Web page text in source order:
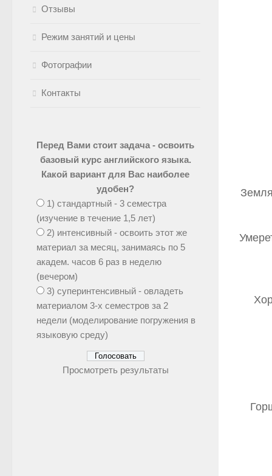
Отзывы
Режим занятий и цены
Фотографии
Контакты
Перед Вами стоит задача - освоить
базовый курс английского языка.
Какой вариант для Вас наиболее
удобен?
1) стандартный - 3 семестра
(изучение в течение 1,5 лет)
2) интенсивный - освоить этот же
материал за месяц, занимаясь по 5
академ. часов 6 раз в неделю
(вечером)
3) суперинтенсивный - овладеть
материалом 3-х семестров за 2
недели (моделирование погружения в
языковую среду)
Просмотреть результаты